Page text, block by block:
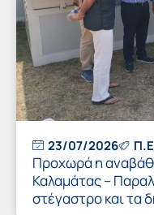
23/07/2026
Προχωρά η
Καλαμάτας –
στέγαστρο και τα